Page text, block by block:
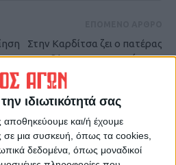
ιδιωτικότητά σας
αποθηκεύουμε και/ή έχουμε
μια συσκευή, όπως τα cookies,
δεδομένα, όπως μοναδικοί
Στην Καρδίτσα ζει ο πατέρας
του 21χρονου που σκότωσε
τη μητέρα του στη Λάρισα -
διώκεται για ανθρωποκτονία
από πρόθεση